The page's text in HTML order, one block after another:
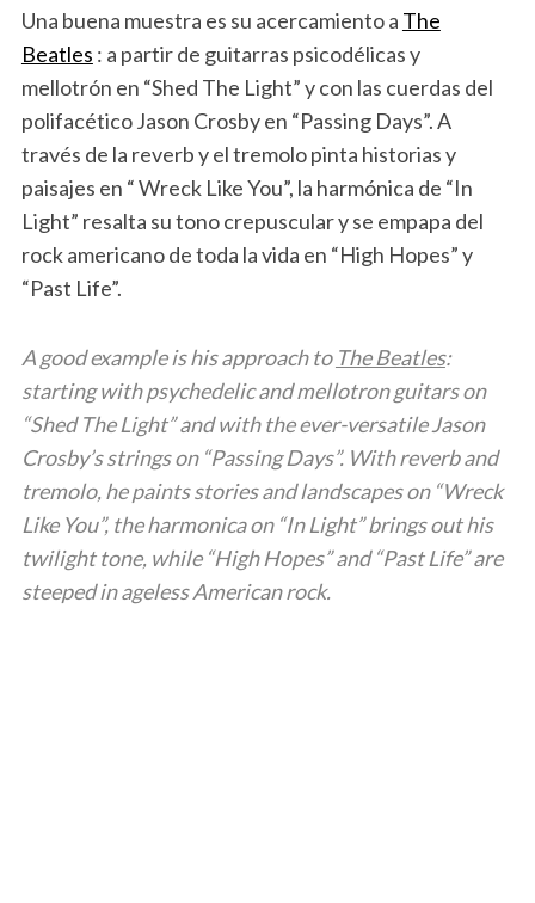
Una buena muestra es su acercamiento a The
Beatles : a partir de guitarras psicodélicas y
mellotrón en “Shed The Light” y con las cuerdas del
polifacético Jason Crosby en “Passing Days”. A
través de la reverb y el tremolo pinta historias y
paisajes en “ Wreck Like You”, la harmónica de “In
Light” resalta su tono crepuscular y se empapa del
rock americano de toda la vida en “High Hopes” y
“Past Life”.
A good example is his approach to The Beatles:
starting with psychedelic and mellotron guitars on
“Shed The Light” and with the ever-versatile Jason
Crosby’s strings on “Passing Days”. With reverb and
tremolo, he paints stories and landscapes on “Wreck
Like You”, the harmonica on “In Light” brings out his
twilight tone, while “High Hopes” and “Past Life” are
steeped in ageless American rock.